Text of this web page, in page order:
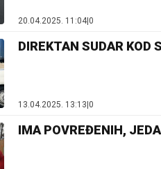
20.04.2025. 11:04|0
DIREKTAN SUDAR
13.04.2025. 13:13 0
IMA POVREĐENIH,